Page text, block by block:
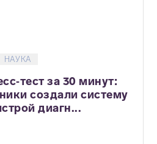
НАУКА
за 30 минут:
создали систему
диагн...